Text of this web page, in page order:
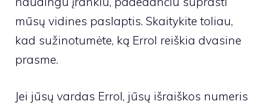
mūsų vidines paslaptis. Skaitykite toliau,
kad sužinotumėte, ką Errol reiškia dvasine
prasme.
Jei jūsų vardas Errol, jūsų išraiškos numeris